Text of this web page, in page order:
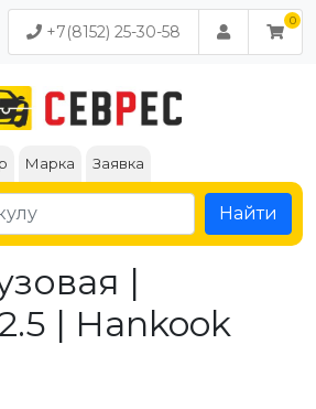
+7(8152) 25-30-58
Марка Заявка
Найти
|
| Hankook